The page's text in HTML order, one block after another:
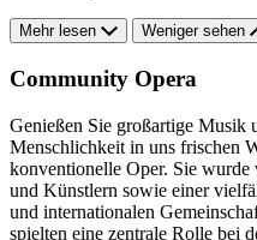
Mehr lesen Weniger sehen
Community Opera
Genießen Sie großartige Musik
Menschlichkeit in uns frischen
konventionelle Oper. Sie
und Künstlern sowie einer
und internationalen
spielten eine zentrale Rolle bei